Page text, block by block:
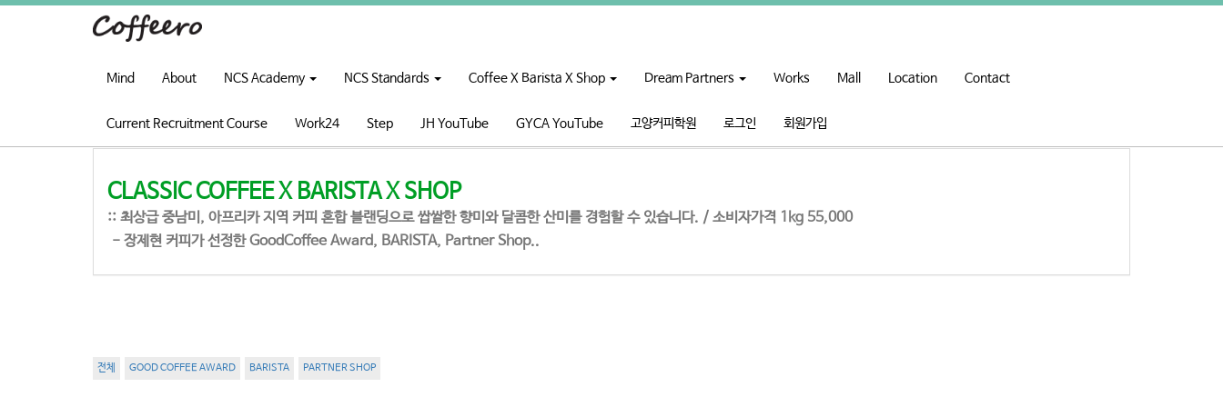
Mind About NCS Academy NCS Standards Coffee X Barista X Shop Dream Partners Works Mall Location Contact
Current Recruitment Course Work24 Step JH YouTube GYCA YouTube 고양커피학원 로그인 회원가입
CLASSIC COFFEE X BARISTA X SHOP
:: 최상급 중남미, 아프리카 지역 커피 혼합 블랜딩으로 쌉쌀한 향미와 달콤한 산미를 경험할 수 있습니다. / 소비자가격 1kg 55,000
- 장제현 커피가 선정한 GoodCoffee Award, BARISTA, Partner Shop..
전체 GOOD COFFEE AWARD BARISTA PARTNER SHOP